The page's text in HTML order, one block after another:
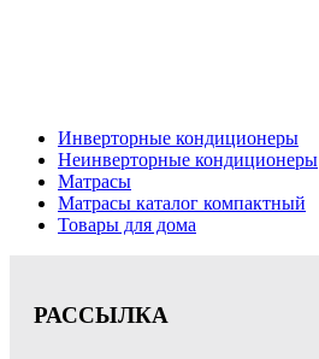
Инверторные кондиционеры
Неинверторные кондиционеры
Матрасы
Матрасы каталог компактный
Товары для дома
РАССЫЛКА